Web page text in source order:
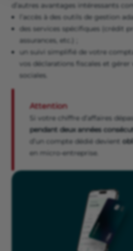
d’autres avantages intéressants
l’accès à des outils de gestion
des services spécifiques (crédit
assurances, etc.) ;
un suivi simplifié de votre
vos déclarations fiscales et gérer
sociales.
Attention
Si votre chiffre d’affaires
pendant deux années
d’un compte dédié devient
en micro-entreprise.